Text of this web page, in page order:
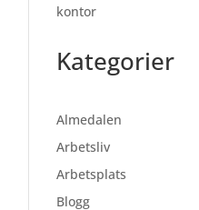
kontor
Kategorier
Almedalen
Arbetsliv
Arbetsplats
Blogg